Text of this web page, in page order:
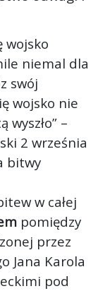
wojsko
niemal dla
swój
wojsko nie
wyszło” –
2 września
bitwy
w całej
pomiędzy
przez
Jana Karola
pod